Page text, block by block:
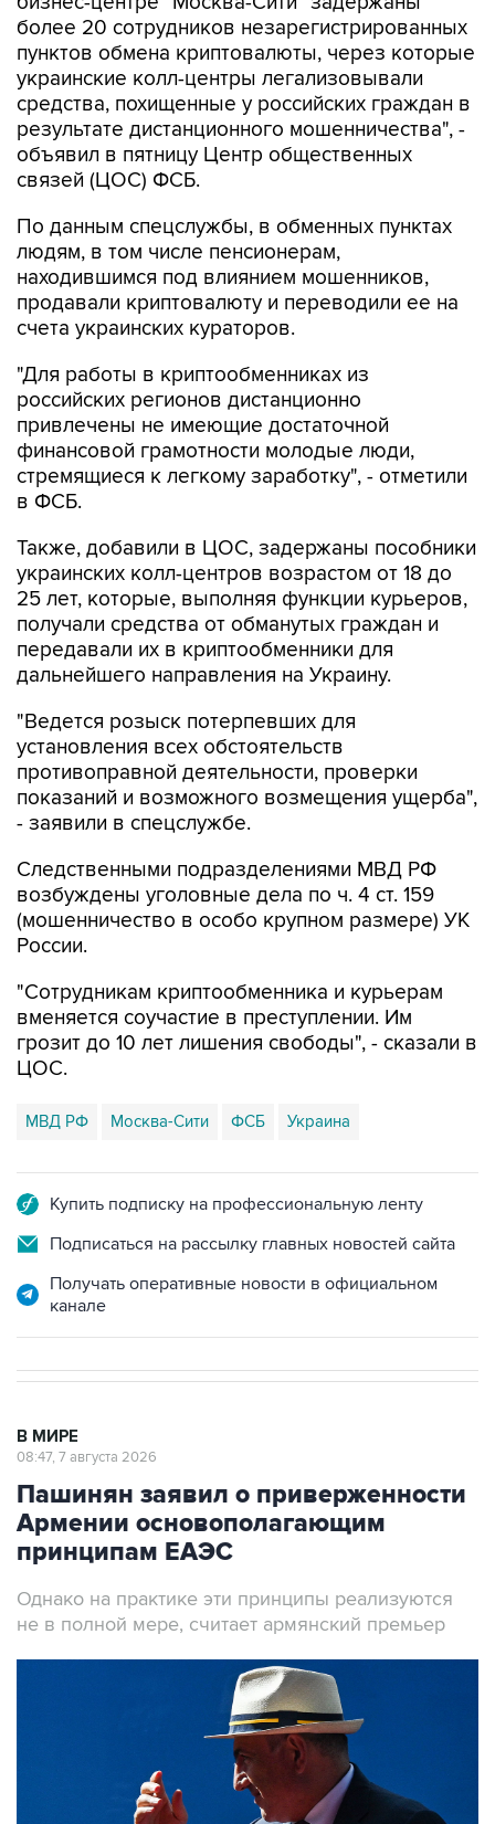
пунктов обмена криптовалюты, через которые
украинские колл-центры легализовывали
средства, похищенные у российских граждан в
результате дистанционного мошенничества", -
объявил в пятницу Центр общественных
связей (ЦОС) ФСБ.
По данным спецслужбы, в обменных пунктах
находившимся под влиянием мошенников,
продавали криптовалюту и переводили ее на
счета украинских кураторов.
"Для работы в криптообменниках из
привлечены не имеющие достаточной
финансовой грамотности молодые люди,
стремящиеся к легкому заработку", - отметили
в ФСБ.
Также, добавили в ЦОС, задержаны пособники
25 лет, которые, выполняя функции курьеров,
получали средства от обманутых граждан и
передавали их в криптообменники для
дальнейшего направления на Украину.
"Ведется розыск потерпевших для
противоправной деятельности, проверки
показаний и возможного возмещения ущерба",
- заявили в спецслужбе.
Следственными подразделениями МВД РФ
(мошенничество в особо крупном размере) УК
России.
"Сотрудникам криптообменника и курьерам
грозит до 10 лет лишения свободы", - сказали в
ЦОС.
МВД РФ
Подписаться на рассылку главных новостей сайта
Получать оперативные новости в официальном
Пашинян заявил о приверженности
Армении основополагающим
принципам ЕАЭС
Однако на практике эти принципы реализуются